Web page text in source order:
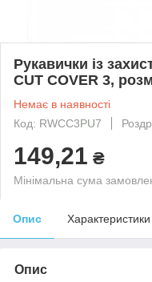
Рукавички із
CUT COVER 3,
Немає в наявності
Код: RWCC3PU7
149,21 ₴
Мінімальна сума
Опис Характеристики
Опис